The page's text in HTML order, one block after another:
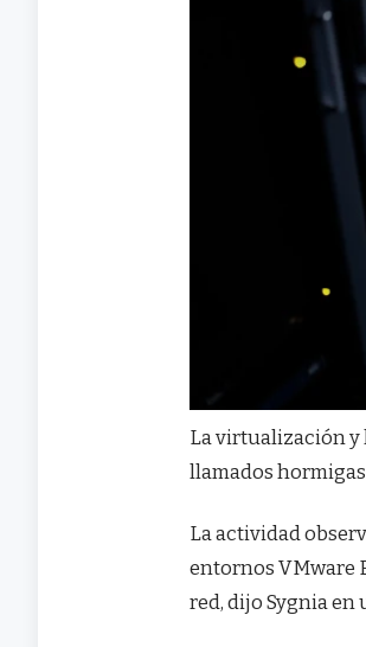
La virtualización y
llamados
La actividad
entornos VMware
red, dijo Sygnia